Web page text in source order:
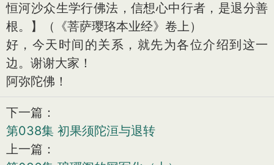
恒河沙众生学行佛法，信想心中行者，是退分善
根。】（《菩萨璎珞本业经》卷上）
好，今天时间的关系，就先为各位介绍到这一
边。谢谢大家！
阿弥陀佛！
下一篇：
第038集 初果须陀洹与退转
上一篇：